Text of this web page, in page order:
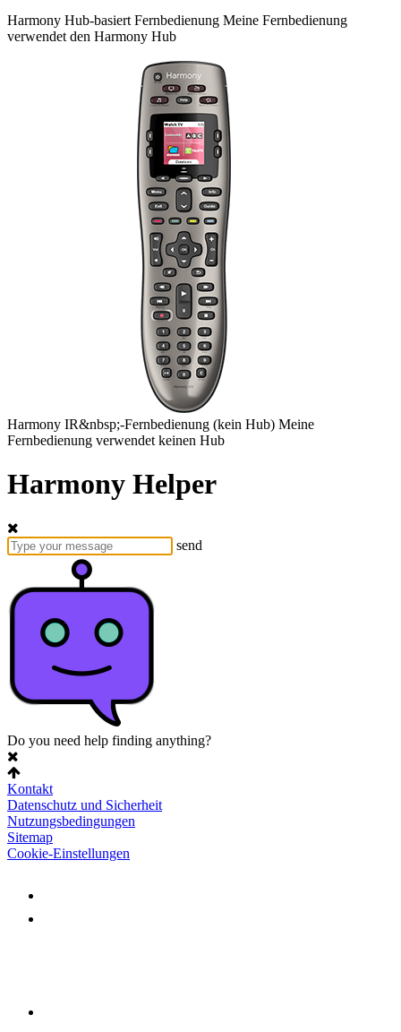
Harmony Hub-basiert Fernbedienung Meine Fernbedienung
verwendet den Harmony Hub
Harmony IR&nbsp;-Fernbedienung (kein Hub) Meine
Fernbedienung verwendet keinen Hub
Harmony Helper
send
Do you need help finding anything?
Kontakt
Datenschutz und Sicherheit
Nutzungsbedingungen
Sitemap
Cookie-Einstellungen